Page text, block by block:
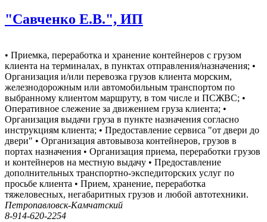
"Савченко Е.В.", ИП
• Приемка, переработка и хранение контейнеров с грузом
клиента на терминалах, в пунктах отправления/назначения; •
Организация и/или перевозка грузов клиента морским,
железнодорожным или автомобильным транспортом по
выбранному клиентом маршруту, в том числе и ПСЖВС; •
Оперативное слежение за движением груза клиента; •
Организация выдачи груза в пункте назначения согласно
инструкциям клиента; • Предоставление сервиса "от двери до
двери" • Организация автовывоза контейнеров, грузов в
портах назначения • Организация приема, переработки грузов
и контейнеров на местную выдачу • Предоставление
дополнительных транспортно-экспедиторских услуг по
просьбе клиента • Прием, хранение, переработка
тяжеловесных, негабаритных грузов и любой автотехники.
Петропавловск-Камчатский
8-914-620-2254